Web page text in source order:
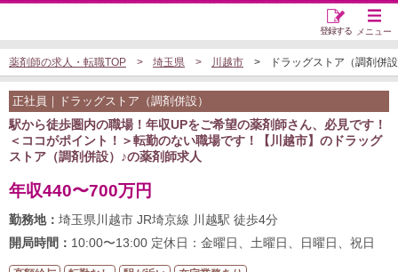
メニュー
登録する
薬剤師の求人・転職TOP 埼玉県 川越市 ドラッグストア（調剤併
正社員｜ドラッグストア（調剤併設）
駅から徒歩圏内の職場！年収UPをご希望の薬剤師さん、必見です！
＜ココがポイント！＞転勤のない職場です！【川越市】のドラッグ
ストア（調剤併設）♪の薬剤師求人
年収440〜700万円
勤務地： 埼玉県川越市 JR埼京線 川越駅 徒歩4分
開局時間： 10:00〜13:00 定休日：金曜日、土曜日、日曜日、祝日